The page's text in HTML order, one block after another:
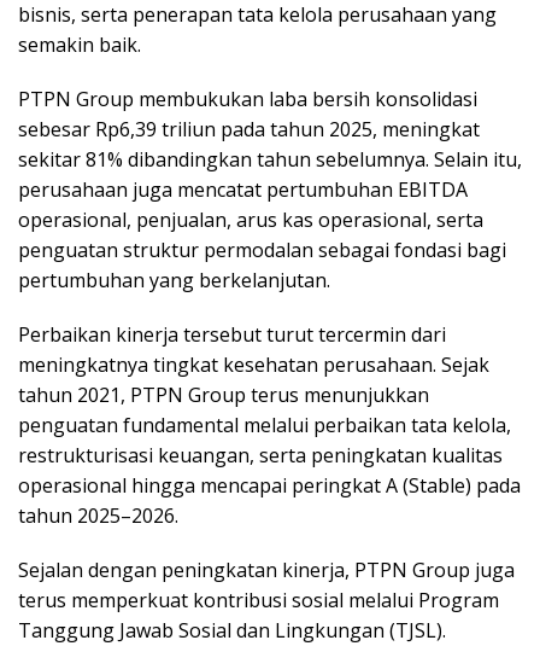
bisnis, serta penerapan tata kelola perusahaan yang
semakin baik.
PTPN Group membukukan laba bersih konsolidasi
sebesar Rp6,39 triliun pada tahun 2025, meningkat
sekitar 81% dibandingkan tahun sebelumnya. Selain itu,
perusahaan juga mencatat pertumbuhan EBITDA
operasional, penjualan, arus kas operasional, serta
penguatan struktur permodalan sebagai fondasi bagi
pertumbuhan yang berkelanjutan.
Perbaikan kinerja tersebut turut tercermin dari
meningkatnya tingkat kesehatan perusahaan. Sejak
tahun 2021, PTPN Group terus menunjukkan
penguatan fundamental melalui perbaikan tata kelola,
restrukturisasi keuangan, serta peningkatan kualitas
operasional hingga mencapai peringkat A (Stable) pada
tahun 2025–2026.
Sejalan dengan peningkatan kinerja, PTPN Group juga
terus memperkuat kontribusi sosial melalui Program
Tanggung Jawab Sosial dan Lingkungan (TJSL).